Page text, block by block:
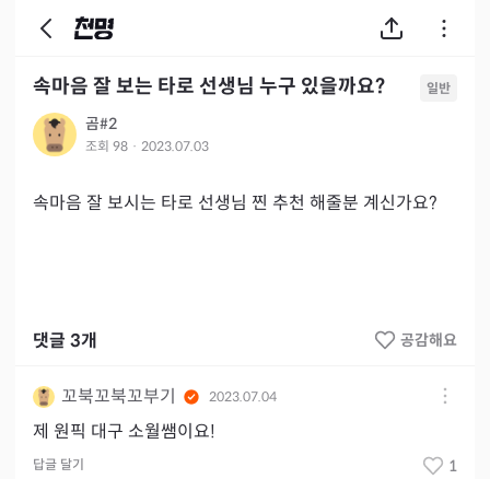
속마음 잘 보는 타로 선생님 누구 있을까요? 일반
곰#2
조회 98 · 2023.07.03
속마음 잘 보시는 타로 선생님 찐 추천 해줄분 계신가요?
댓글 3개 공감해요
꼬북꼬북꼬부기 2023.07.04
제 원픽 대구 소월쌤이요!
답글 달기 1